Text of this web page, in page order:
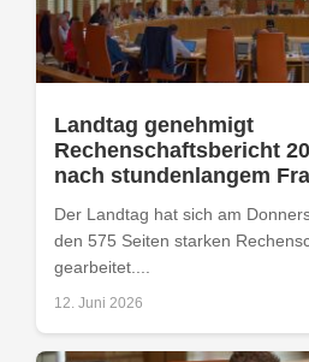
Landtag genehmigt
Rechenschaftsbericht
nach stundenlangem
Der Landtag hat sich am
den 575 Seiten starken
gearbeitet....
12. Juni 2026